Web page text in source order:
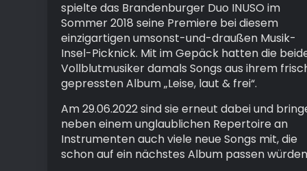
spielte das Brandenburger Duo INUSO im
Sommer 2018 seine Premiere bei diesem
einzigartigen umsonst-und-draußen Musik-
Insel-Picknick. Mit im Gepäck hatten die
Vollblutmusiker damals Songs aus ihrem
gepressten Album „Leise, laut & frei“.
Am 29.06.2022 sind sie erneut dabei und
neben einem unglaublichen Repertoire an
Instrumenten auch viele neue Songs mit, die
schon auf ein nächstes Album passen